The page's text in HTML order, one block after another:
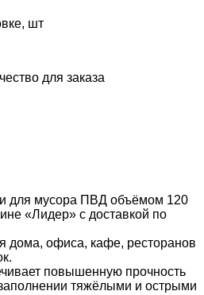
шт
для заказа
для мусора ПВД объёмом 120
«Лидер» с доставкой по
дома, офиса, кафе, ресторанов
повышенную прочность
тяжёлыми и острыми